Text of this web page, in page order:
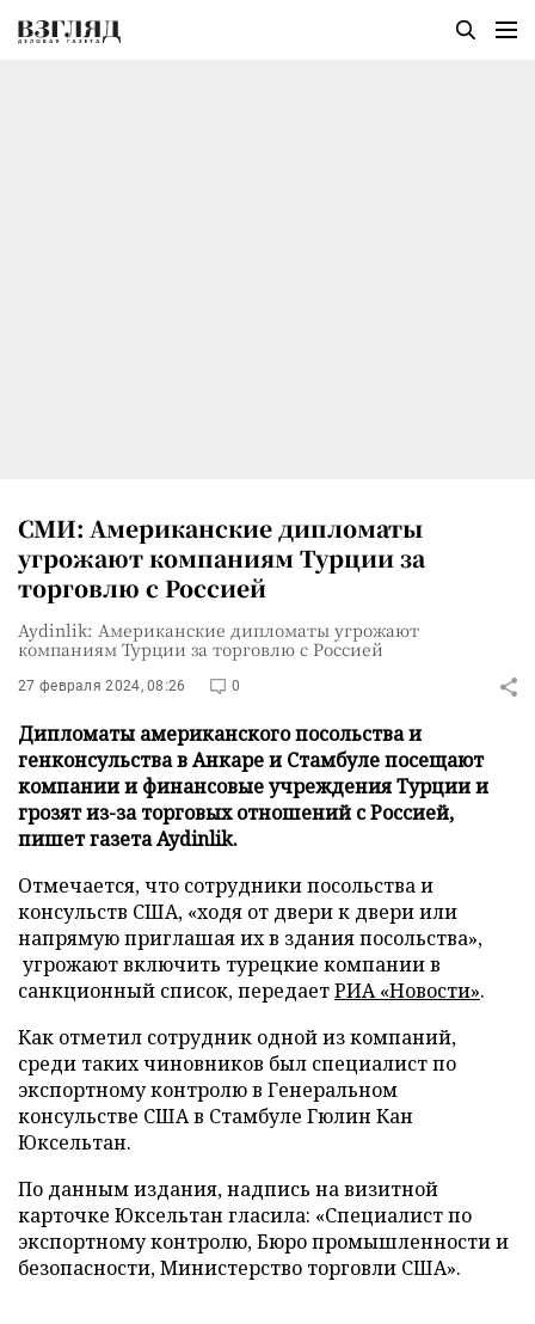
СМИ: Американские дипломаты
угрожают компаниям Турции за
торговлю с Россией
Aydinlik: Американские дипломаты угрожают
компаниям Турции за торговлю с Россией
27 февраля 2024, 08:26 0
Дипломаты американского посольства и
генконсульства в Анкаре и Стамбуле посещают
компании и финансовые учреждения Турции и
грозят из-за торговых отношений с Россией,
пишет газета Aydinlik.
Отмечается, что сотрудники посольства и
консульств США, «ходя от двери к двери или
напрямую приглашая их в здания посольства»,
угрожают включить турецкие компании в
санкционный список, передаетРИА «Новости».
Как отметил сотрудник одной из компаний,
среди таких чиновников был специалист по
экспортному контролю в Генеральном
консульстве США в Стамбуле Гюлин Кан
Юксельтан.
По данным издания, надпись на визитной
карточке Юксельтан гласила: «Специалист по
экспортному контролю, Бюро промышленности и
безопасности, Министерство торговли США».